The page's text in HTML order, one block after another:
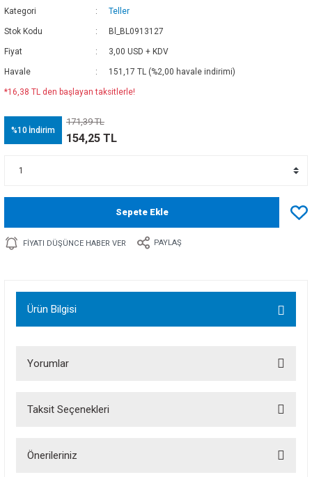
Kategori Teller
Stok Kodu Bl_BL0913127
Fiyat 3,00 USD + KDV
Havale 151,17 TL (%2,00 havale indirimi)
*16,38 TL den başlayan taksitlerle!
%10 İndirim
171,39 TL
154,25 TL
Sepete Ekle
FIYATI DÜŞÜNCE HABER VER PAYLAŞ
Ürün Bilgisi
Yorumlar
Taksit Seçenekleri
Önerileriniz